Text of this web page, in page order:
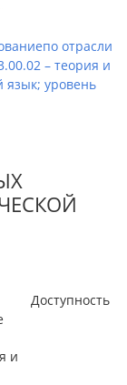
отрасли
– теория и
язык; уровень
Доступность
и